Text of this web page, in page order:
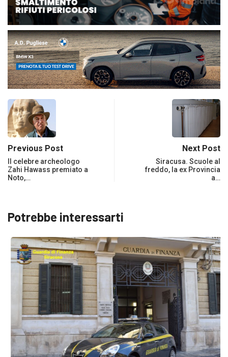
Previous Post
Il celebre archeologo
Zahi Hawass premiato a
Noto,…
Next Post
Siracusa. Scuole al
freddo, la ex Provincia
a…
Potrebbe interessarti